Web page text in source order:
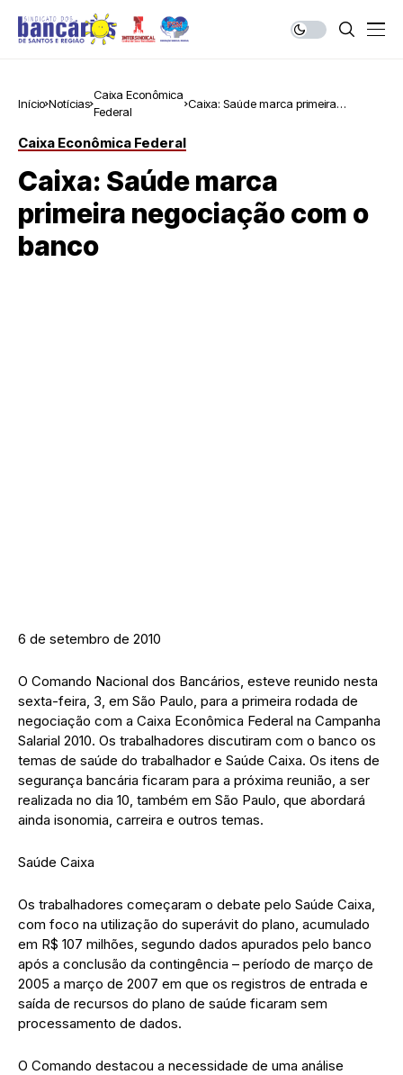
Início Notícias
Caixa Econômica
Federal
Caixa: Saúde marca primeira
Caixa Econômica Federal
Caixa: Saúde marca
primeira negociação com o
banco
6 de setembro de 2010
O Comando Nacional dos Bancários, esteve reunido nesta
sexta-feira, 3, em São Paulo, para a primeira rodada de
negociação com a Caixa Econômica Federal na Campanha
Salarial 2010. Os trabalhadores discutiram com o banco os
temas de saúde do trabalhador e Saúde Caixa. Os itens de
segurança bancária ficaram para a próxima reunião, a ser
realizada no dia 10, também em São Paulo, que abordará
ainda isonomia, carreira e outros temas.
Saúde Caixa
Os trabalhadores começaram o debate pelo Saúde Caixa,
com foco na utilização do superávit do plano, acumulado
em R$ 107 milhões, segundo dados apurados pelo banco
após a conclusão da contingência – período de março de
2005 a março de 2007 em que os registros de entrada e
saída de recursos do plano de saúde ficaram sem
processamento de dados.
O Comando destacou a necessidade de uma análise